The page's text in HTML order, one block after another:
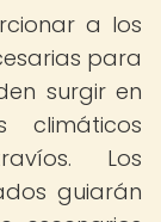
a los
para
surgir en
climáticos
Los
guiarán